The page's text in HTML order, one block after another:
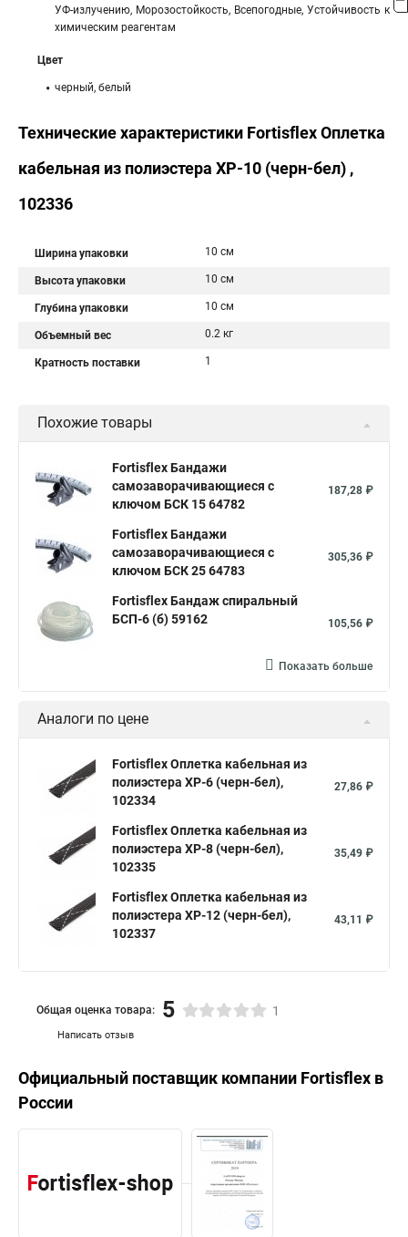
УФ-излучению, Морозостойкость, Всепогодные, Устойчивость к
химическим реагентам
Цвет
черный, белый
Технические характеристики Fortisflex Оплетка
кабельная из полиэстера XP-10 (черн-бел) ,
102336
Ширина упаковки 10 см
Высота упаковки 10 см
Глубина упаковки 10 см
Объемный вес 0.2 кг
Кратность поставки 1
Похожие товары
Fortisflex Бандажи
самозаворачивающиеся с
ключом БСК 15 64782
187,28 ₽
Fortisflex Бандажи
самозаворачивающиеся с
ключом БСК 25 64783
305,36 ₽
Fortisflex Бандаж спиральный
БСП-6 (б) 59162
105,56 ₽
Показать больше
Аналоги по цене
Fortisflex Оплетка кабельная из
полиэстера XP-6 (черн-бел),
102334
27,86 ₽
Fortisflex Оплетка кабельная из
полиэстера XP-8 (черн-бел),
102335
35,49 ₽
Fortisflex Оплетка кабельная из
полиэстера XP-12 (черн-бел),
102337
43,11 ₽
Написать отзыв
Общая оценка товара: 5 1
Официальный поставщик компании Fortisflex в
России